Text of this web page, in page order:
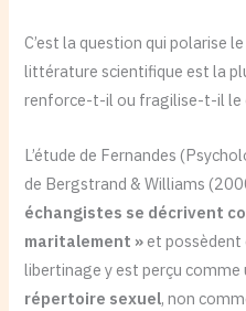
C’est la question qui polarise
littérature scientifique est la
renforce-t-il ou fragilise-t-il le
L’étude de Fernandes
de Bergstrand & Williams
échangistes se décrivent
maritalement » et possèdent
libertinage y est perçu comme
répertoire sexuel, non